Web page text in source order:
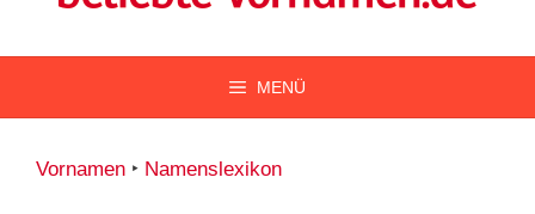
MENÜ
Vornamen ‣ Namenslexikon